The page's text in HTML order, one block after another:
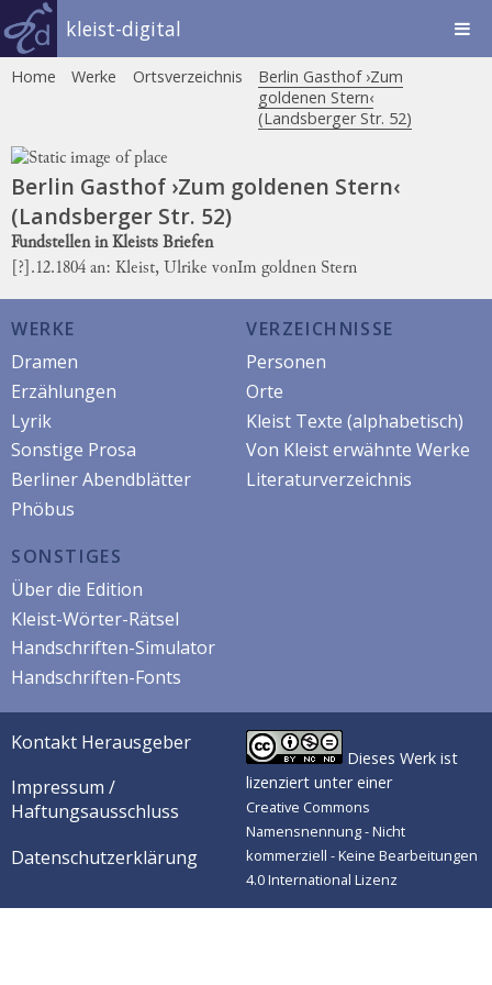
kleist-digital
Home Werke Ortsverzeichnis
Berlin Gasthof ›Zum
goldenen Stern‹
(Landsberger Str. 52)
Berlin Gasthof ›Zum goldenen Stern‹
(Landsberger Str. 52)
Fundstellen in Kleists Briefen
[?].12.1804 an: Kleist, Ulrike vonIm goldnen Stern
WERKE
Dramen
Erzählungen
Lyrik
Sonstige Prosa
Berliner Abendblätter
Phöbus
VERZEICHNISSE
Personen
Orte
Kleist Texte (alphabetisch)
Von Kleist erwähnte Werke
Literaturverzeichnis
SONSTIGES
Über die Edition
Kleist-Wörter-Rätsel
Handschriften-Simulator
Handschriften-Fonts
Kontakt Herausgeber
Impressum /
Haftungsausschluss
Datenschutzerklärung
Dieses Werk ist
lizenziert unter einer
Creative Commons
Namensnennung - Nicht
kommerziell - Keine Bearbeitungen
4.0 International Lizenz